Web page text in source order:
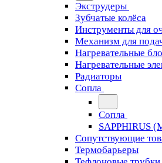
Экструдеры
Зубчатые колёса
Инструменты для
Механизм для
Нагревательные
Нагревательные
Радиаторы
Сопла
Сопла
SAPPHIRUS
Сопутствующие
Термобарьеры